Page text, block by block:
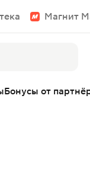
Магнит
Бонусы от